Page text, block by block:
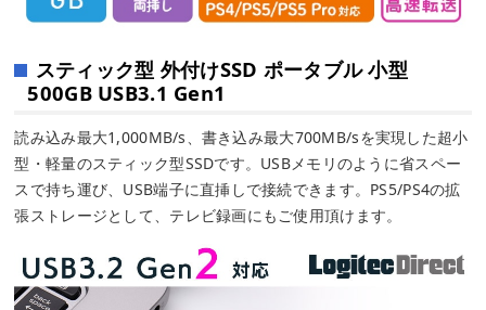
スティック型 外付けSSD ポータブル 小型
500GB USB3.1 Gen1
読み込み最大1,000MB/s、書き込み最大700MB/sを実現した超小
型・軽量のスティック型SSDです。USBメモリのように省スペー
スで持ち運び、USB端子に直挿しで接続できます。PS5/PS4の拡
張ストレージとして、テレビ録画にもご使用頂けます。